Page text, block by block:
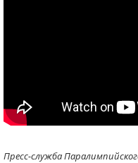
Пресс-служба